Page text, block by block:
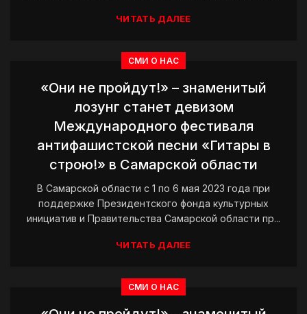
ЧИТАТЬ ДАЛЕЕ
СМИ О НАС
«Они не пройдут!» – знаменитый
лозунг станет девизом
Международного фестиваля
антифашистской песни «Гитары в
строю!» в Самарской области
В Самарской области с 1 по 6 мая 2023 года при
поддержке Президентского фонда культурных
инициатив и Правительства Самарской области пр...
ЧИТАТЬ ДАЛЕЕ
СМИ О НАС